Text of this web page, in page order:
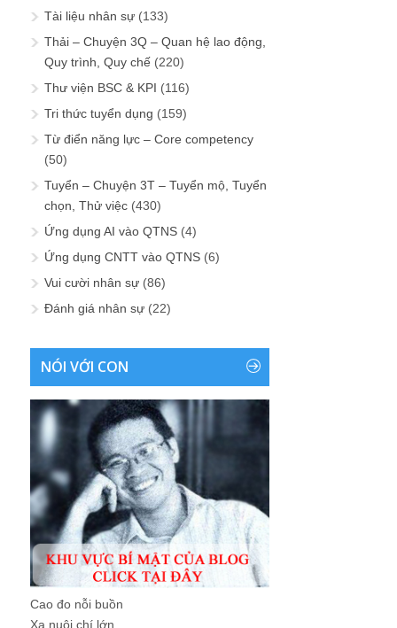
Tài liệu nhân sự (133)
Thải – Chuyện 3Q – Quan hệ lao động,
Quy trình, Quy chế (220)
Thư viện BSC & KPI (116)
Tri thức tuyển dụng (159)
Từ điển năng lực – Core competency
(50)
Tuyển – Chuyện 3T – Tuyển mộ, Tuyển
chọn, Thử việc (430)
Ứng dụng AI vào QTNS (4)
Ứng dụng CNTT vào QTNS (6)
Vui cười nhân sự (86)
Đánh giá nhân sự (22)
NÓI VỚI CON
Cao đo nỗi buồn
Xa nuôi chí lớn